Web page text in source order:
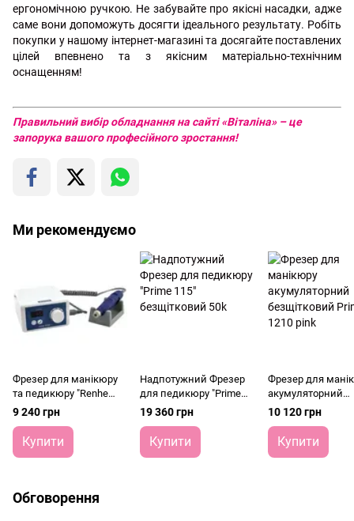
ергономічною ручкою. Не забувайте про якісні насадки, адже
саме вони допоможуть досягти ідеального результату. Робіть
покупки у нашому інтернет-магазині та досягайте поставлених
цілей впевнено та з якісним матеріально-технічним
оснащенням!
Правильний вибір обладнання на сайті «Віталіна» – це
запорука вашого професійного зростання!
Ми рекомендуємо
Фрезер для манікюру
та педикюру "Renhe
505D" 45k
9 240 грн
Купити
Надпотужний Фрезер
для педикюру "Prime
115" безщітковий 50k
19 360 грн
Купити
Фрезер для
акумуляторний
безщітковий
10 120 грн
Купити
Обговорення